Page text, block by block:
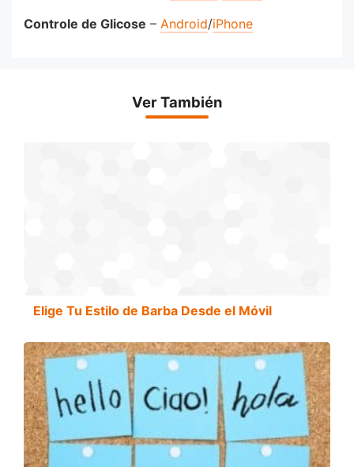
Controle de Glicose – Android/iPhone
Ver También
Elige Tu Estilo de Barba Desde el Móvil